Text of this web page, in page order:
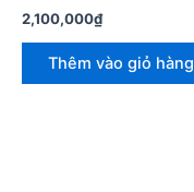
2,100,000₫
Thêm vào giỏ hàng